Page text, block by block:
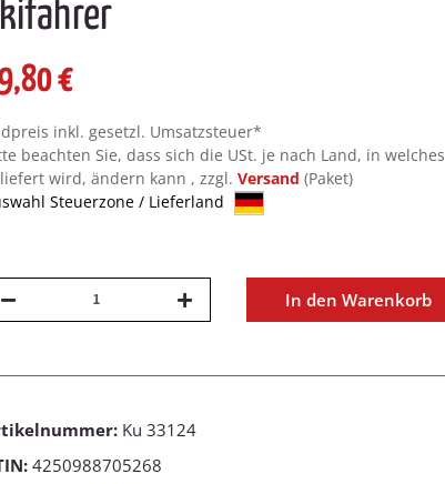
€
inkl. gesetzl. Umsatzsteuer*
beachten Sie, dass sich die USt. je nach Land, in welches
wird, ändern kann , zzgl. Versand (Paket)
Steuerzone / Lieferland
In den Warenkorb
Ku 33124
4250988705268